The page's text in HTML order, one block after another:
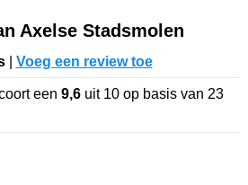
Axelse Stadsmolen
| Voeg een review toe
een 9,6 uit 10 op basis van 23